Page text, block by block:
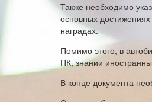
Также необходимо
основных
наградах.
Помимо этого, в
ПК, знании
В конце документа